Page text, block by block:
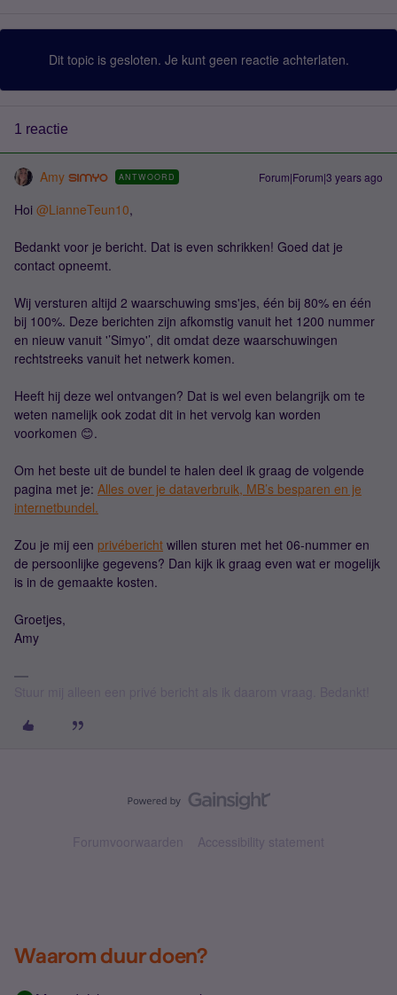
Dit topic is gesloten. Je kunt geen reactie achterlaten.
1 reactie
Amy ANTWOORD Forum|Forum|3 years ago
Hoi @LianneTeun10,
Bedankt voor je bericht. Dat is even schrikken! Goed dat je
contact opneemt.
Wij versturen altijd 2 waarschuwing sms'jes, één bij 80% en één
bij 100%. Deze berichten zijn afkomstig vanuit het 1200 nummer
en nieuw vanuit '’Simyo'’, dit omdat deze waarschuwingen
rechtstreeks vanuit het netwerk komen.
Heeft hij deze wel ontvangen? Dat is wel even belangrijk om te
weten namelijk ook zodat dit in het vervolg kan worden
voorkomen 😊.
Om het beste uit de bundel te halen deel ik graag de volgende
pagina met je: Alles over je dataverbruik, MB’s besparen en je
internetbundel.
Zou je mij een privébericht willen sturen met het 06-nummer en
de persoonlijke gegevens? Dan kijk ik graag even wat er mogelijk
is in de gemaakte kosten.
Groetjes,
Amy
Forumvoorwaarden Accessibility statement
Waarom duur doen?